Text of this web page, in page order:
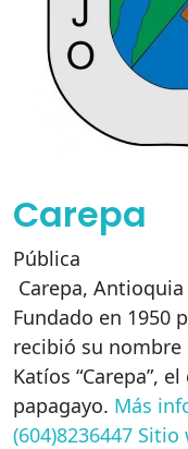
Carepa
Pública
Carepa, Antioquia
Fundado en 1950
recibió su
Katíos “Carepa”,
papagayo. Más
(604)8236447 Sitio